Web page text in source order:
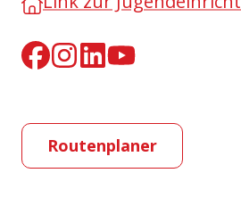
Facebook
Instagram
Linkedin
Youtube
Routenplaner